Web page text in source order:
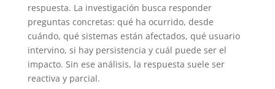
respuesta. La investigación busca responder
preguntas concretas: qué ha ocurrido, desde
cuándo, qué sistemas están afectados, qué usuario
intervino, si hay persistencia y cuál puede ser el
impacto. Sin ese análisis, la respuesta suele ser
reactiva y parcial.